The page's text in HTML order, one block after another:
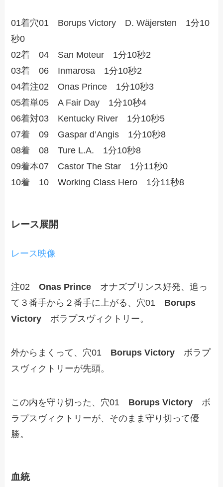
01着穴01 Borups Victory D. Wäjersten 1分10
秒0
02着 04 San Moteur 1分10秒2
03着 06 Inmarosa 1分10秒2
04着注02 Onas Prince 1分10秒3
05着単05 A Fair Day 1分10秒4
06着対03 Kentucky River 1分10秒5
07着 09 Gaspar d’Angis 1分10秒8
08着 08 Ture L.A. 1分10秒8
09着本07 Castor The Star 1分11秒0
10着 10 Working Class Hero 1分11秒8
レース展開
レース映像
注02Onas Prince オナズプリンス好発、追っ
て３番手から２番手に上がる、穴01 Borups
Victory ボラプスヴィクトリー。
外からまくって、穴01 Borups Victory ボラプ
スヴィクトリーが先頭。
この内を守り切った、穴01 Borups Victory ボ
ラプスヴィクトリーが、そのまま守り切って優
勝。
血統